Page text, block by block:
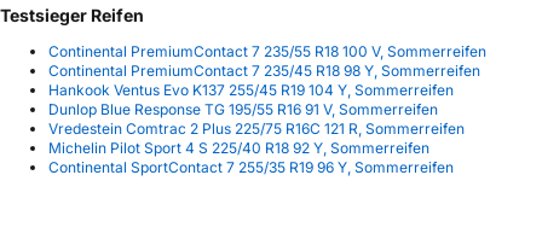
Testsieger Reifen
Continental PremiumContact 7 235/55 R18 100 V, Sommerreifen
Continental PremiumContact 7 235/45 R18 98 Y, Sommerreifen
Hankook Ventus Evo K137 255/45 R19 104 Y, Sommerreifen
Dunlop Blue Response TG 195/55 R16 91 V, Sommerreifen
Vredestein Comtrac 2 Plus 225/75 R16C 121 R, Sommerreifen
Michelin Pilot Sport 4 S 225/40 R18 92 Y, Sommerreifen
Continental SportContact 7 255/35 R19 96 Y, Sommerreifen